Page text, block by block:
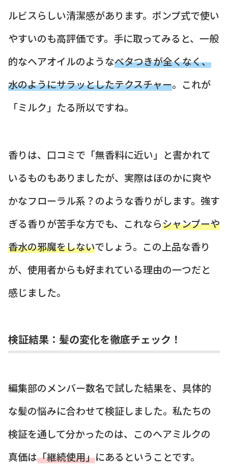
ルビスらしい清潔感があります。ポンプ式で使い
やすいのも高評価です。手に取ってみると、一般
的なヘアオイルのようなベタつきが全くなく、
水のようにサラッとしたテクスチャー。これが
「ミルク」たる所以ですね。
香りは、口コミで「無香料に近い」と書かれて
いるものもありましたが、実際はほのかに爽や
かなフローラル系？のような香りがします。強す
ぎる香りが苦手な方でも、これならシャンプーや
香水の邪魔をしないでしょう。この上品な香り
が、使用者からも好まれている理由の一つだと
感じました。
検証結果：髪の変化を徹底チェック！
編集部のメンバー数名で試した結果を、具体的
な髪の悩みに合わせて検証しました。私たちの
検証を通して分かったのは、このヘアミルクの
真価は「継続使用」にあるということです。